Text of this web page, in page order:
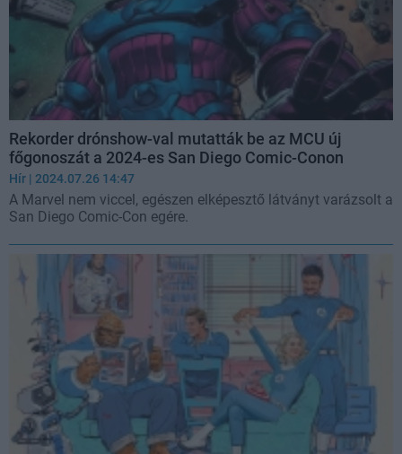
Rekorder drónshow-val mutatták be az MCU új
főgonoszát a 2024-es San Diego Comic-Conon
Hír | 2024.07.26 14:47
A Marvel nem viccel, egészen elképesztő látványt varázsolt a
San Diego Comic-Con egére.